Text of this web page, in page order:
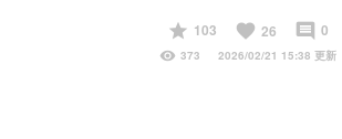
start
103 favorite 26 insert_comment 0
visibility 373 2026/02/21 15:38 更新